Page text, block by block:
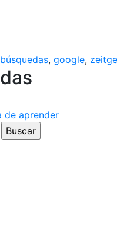
búsquedas, google,
de aprender